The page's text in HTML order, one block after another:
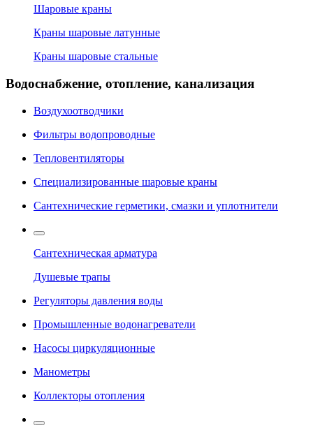
Шаровые краны
Краны шаровые латунные
Краны шаровые стальные
Водоснабжение, отопление, канализация
Воздухоотводчики
Фильтры водопроводные
Тепловентиляторы
Специализированные шаровые краны
Сантехнические герметики, смазки и уплотнители
Сантехническая арматура
Душевые трапы
Регуляторы давления воды
Промышленные водонагреватели
Насосы циркуляционные
Манометры
Коллекторы отопления